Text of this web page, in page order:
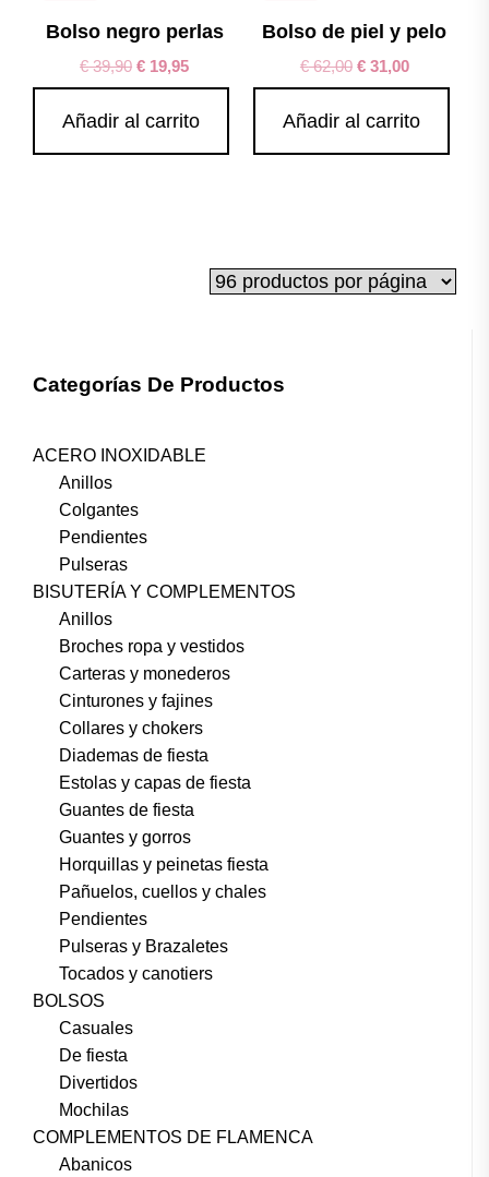
Bolso negro perlas
€39,90 € 19,95
Añadir al carrito
Bolso de piel y pelo
€62,00 €31,00
Añadir al carrito
Categorías De Productos
ACERO INOXIDABLE
Anillos
Colgantes
Pendientes
Pulseras
BISUTERÍA Y COMPLEMENTOS
Anillos
Broches ropa y vestidos
Carteras y monederos
Cinturones y fajines
Collares y chokers
Diademas de fiesta
Estolas y capas de fiesta
Guantes de fiesta
Guantes y gorros
Horquillas y peinetas fiesta
Pañuelos, cuellos y chales
Pendientes
Pulseras y Brazaletes
Tocados y canotiers
BOLSOS
Casuales
De fiesta
Divertidos
Mochilas
COMPLEMENTOS DE FLAMENCA
Abanicos